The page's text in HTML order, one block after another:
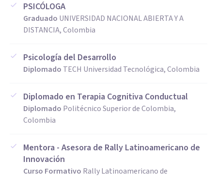
PSICÓLOGA
Graduado UNIVERSIDAD NACIONAL ABIERTA Y A
DISTANCIA, Colombia
Psicología del Desarrollo
Diplomado TECH Universidad Tecnológica, Colombia
Diplomado en Terapia Cognitiva Conductual
Diplomado Politécnico Superior de Colombia,
Colombia
Mentora - Asesora de Rally Latinoamericano de
Innovación
Curso Formativo Rally Latinoamericano de